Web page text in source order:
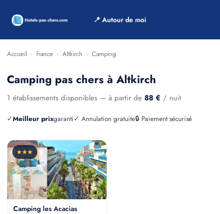
📍 Autour de moi
Accueil › france › Altkirch › Camping
Camping pas chers à Altkirch
1 établissements disponibles — à partir de 88 € / nuit
✓Meilleur prixgaranti✓ Annulation gratuite🔒 Paiement sécurisé
★★★
Camping les Acacias